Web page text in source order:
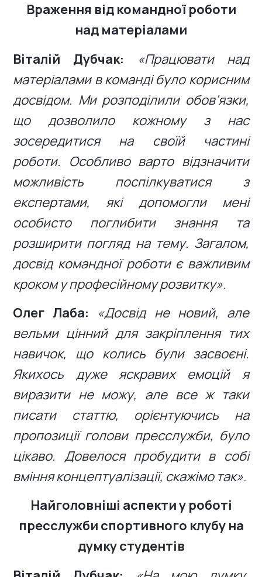
Враження від командної роботи
над матеріалами
Віталій Дубчак:
«Працювати над
матеріалами в команді було корисним
досвідом. Ми розподілили обов’язки,
що дозволило кожному з нас
зосередитися на своїй частині
роботи. Особливо варто відзначити
можливість поспілкуватися з
експертами, які допомогли мені
особисто поглибити знання та
розширити погляд на тему. Загалом,
досвід командної роботи є важливим
кроком у професійному розвитку».
Олег Лаба: «Досвід не новий, але
вельми цінний для закріплення тих
навичок, що колись були засвоєні.
Якихось дуже яскравих емоцій я
виразити не можу, але все ж таки
писати статтю, орієнтуючись на
пропозиції голови пресслужби, було
цікаво. Довелося пробудити в собі
вміння концептуалізації, скажімо так».
Найголовніші аспекти у роботі
пресслужби спортивного клубу на
думку студентів